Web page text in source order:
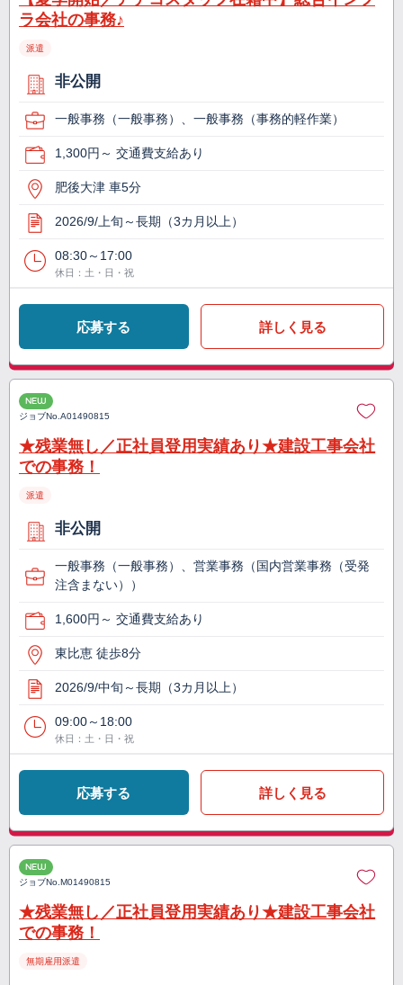
ラ会社の事務♪
派遣
非公開
一般事務（一般事務）、一般事務（事務的軽作業）
1,300円～ 交通費支給あり
肥後大津 車5分
2026/9/上旬～長期（3カ月以上）
08:30～17:00
休日：土・日・祝
応募する 詳しく見る
NEW
ジョブNo.A01490815
★残業無し／正社員登用実績あり★建設工事会社
での事務！
派遣
非公開
一般事務（一般事務）、営業事務（国内営業事務（受発
注含まない））
1,600円～ 交通費支給あり
東比恵 徒歩8分
2026/9/中旬～長期（3カ月以上）
09:00～18:00
休日：土・日・祝
応募する 詳しく見る
NEW
ジョブNo.M01490815
★残業無し／正社員登用実績あり★建設工事会社
での事務！
無期雇用派遣